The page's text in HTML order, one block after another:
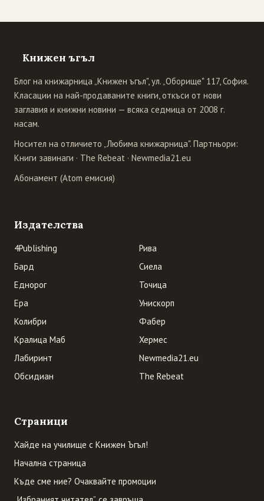
Книжен ъгъл
Блог на книжарница „Книжен ъгъл", ул. „Оборище" 117, София.
Класации на най-продаваните книги, откъси от нови
заглавия и книжни новини — всяка седмица от 2008 г.
насам.
Носител на отличието „Любима книжарница". Партньори:
Книги завинаги · The Rebeat · Newmedia21.eu
Абонамент (Atom емисия)
Издателства
4Publishing
Бард
Еднорог
Ера
Колибри
Кралица Маб
Лабиринт
Обсидиан
Рива
Сиела
Точица
Унискорп
Фабер
Хермес
Newmedia21.eu
The Rebeat
Страници
Хайде на училище с Книжен Ъгъл!
Начална страница
Къде сме ние? Очаквайте промоции